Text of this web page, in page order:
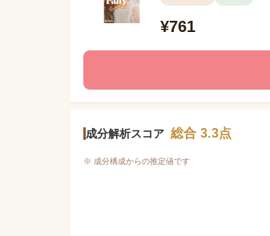
¥761
成分解析スコア 総合 3.3点
※ 成分構成からの推定値です